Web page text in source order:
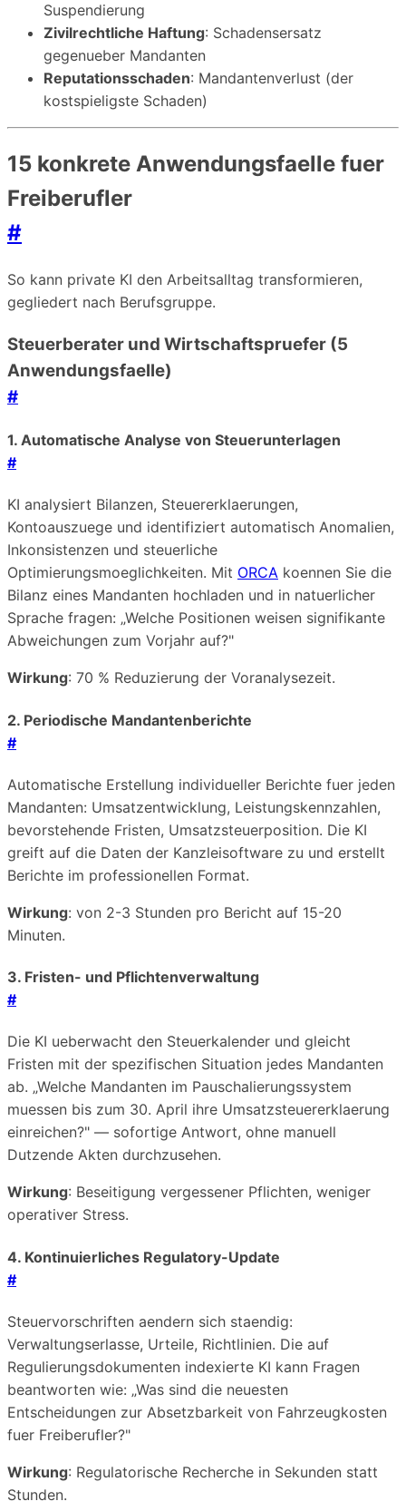
Suspendierung
Zivilrechtliche Haftung: Schadensersatz
gegenueber Mandanten
Reputationsschaden: Mandantenverlust (der
kostspieligste Schaden)
15 konkrete Anwendungsfaelle fuer
Freiberufler
#
So kann private KI den Arbeitsalltag transformieren,
gegliedert nach Berufsgruppe.
Steuerberater und Wirtschaftspruefer (5
Anwendungsfaelle)
#
1. Automatische Analyse von Steuerunterlagen
#
KI analysiert Bilanzen, Steuererklaerungen,
Kontoauszuege und identifiziert automatisch Anomalien,
Inkonsistenzen und steuerliche
Optimierungsmoeglichkeiten. Mit ORCA koennen Sie die
Bilanz eines Mandanten hochladen und in natuerlicher
Sprache fragen: „Welche Positionen weisen signifikante
Abweichungen zum Vorjahr auf?"
Wirkung: 70 % Reduzierung der Voranalysezeit.
2. Periodische Mandantenberichte
#
Automatische Erstellung individueller Berichte fuer jeden
Mandanten: Umsatzentwicklung, Leistungskennzahlen,
bevorstehende Fristen, Umsatzsteuerposition. Die KI
greift auf die Daten der Kanzleisoftware zu und erstellt
Berichte im professionellen Format.
Wirkung: von 2-3 Stunden pro Bericht auf 15-20
Minuten.
3. Fristen- und Pflichtenverwaltung
#
Die KI ueberwacht den Steuerkalender und gleicht
Fristen mit der spezifischen Situation jedes Mandanten
ab. „Welche Mandanten im Pauschalierungssystem
muessen bis zum 30. April ihre Umsatzsteuererklaerung
einreichen?" — sofortige Antwort, ohne manuell
Dutzende Akten durchzusehen.
Wirkung: Beseitigung vergessener Pflichten, weniger
operativer Stress.
4. Kontinuierliches Regulatory-Update
#
Steuervorschriften aendern sich staendig:
Verwaltungserlasse, Urteile, Richtlinien. Die auf
Regulierungsdokumenten indexierte KI kann Fragen
beantworten wie: „Was sind die neuesten
Entscheidungen zur Absetzbarkeit von Fahrzeugkosten
fuer Freiberufler?"
Wirkung: Regulatorische Recherche in Sekunden statt
Stunden.